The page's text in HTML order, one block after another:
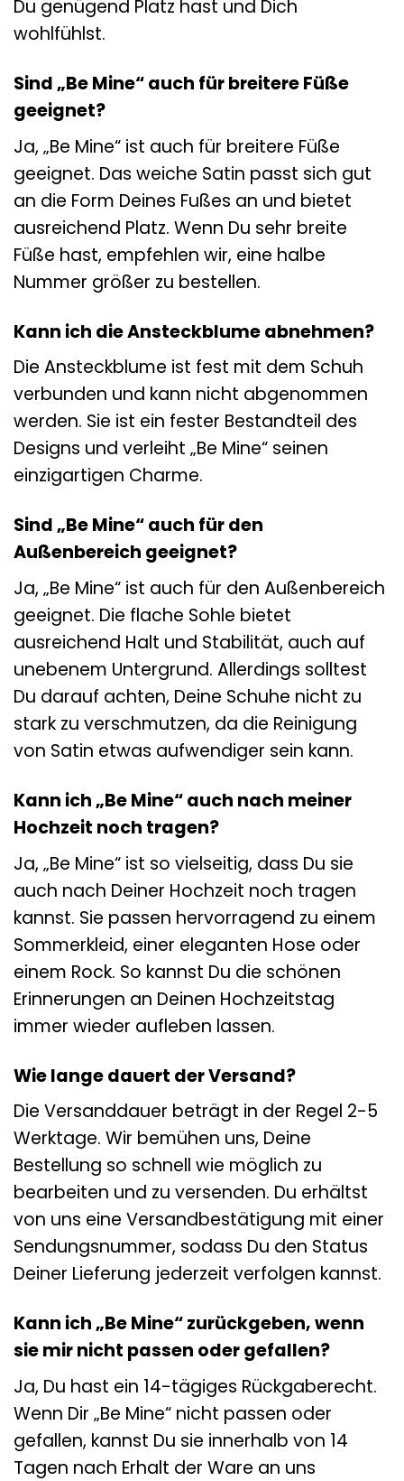
Du genügend Platz hast und Dich
wohlfühlst.
Sind „Be Mine“ auch für breitere Füße
geeignet?
Ja, „Be Mine“ ist auch für breitere Füße
geeignet. Das weiche Satin passt sich gut
an die Form Deines Fußes an und bietet
ausreichend Platz. Wenn Du sehr breite
Füße hast, empfehlen wir, eine halbe
Nummer größer zu bestellen.
Kann ich die Ansteckblume abnehmen?
Die Ansteckblume ist fest mit dem Schuh
verbunden und kann nicht abgenommen
werden. Sie ist ein fester Bestandteil des
Designs und verleiht „Be Mine“ seinen
einzigartigen Charme.
Sind „Be Mine“ auch für den
Außenbereich geeignet?
Ja, „Be Mine“ ist auch für den Außenbereich
geeignet. Die flache Sohle bietet
ausreichend Halt und Stabilität, auch auf
unebenem Untergrund. Allerdings solltest
Du darauf achten, Deine Schuhe nicht zu
stark zu verschmutzen, da die Reinigung
von Satin etwas aufwendiger sein kann.
Kann ich „Be Mine“ auch nach meiner
Hochzeit noch tragen?
Ja, „Be Mine“ ist so vielseitig, dass Du sie
auch nach Deiner Hochzeit noch tragen
kannst. Sie passen hervorragend zu einem
Sommerkleid, einer eleganten Hose oder
einem Rock. So kannst Du die schönen
Erinnerungen an Deinen Hochzeitstag
immer wieder aufleben lassen.
Wie lange dauert der Versand?
Die Versanddauer beträgt in der Regel 2-5
Werktage. Wir bemühen uns, Deine
Bestellung so schnell wie möglich zu
bearbeiten und zu versenden. Du erhältst
von uns eine Versandbestätigung mit einer
Sendungsnummer, sodass Du den Status
Deiner Lieferung jederzeit verfolgen kannst.
Kann ich „Be Mine“ zurückgeben, wenn
sie mir nicht passen oder gefallen?
Ja, Du hast ein 14-tägiges Rückgaberecht.
Wenn Dir „Be Mine“ nicht passen oder
gefallen, kannst Du sie innerhalb von 14
Tagen nach Erhalt der Ware an uns